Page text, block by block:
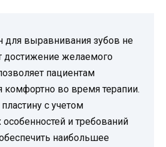
для выравнивания зубов не
достижение желаемого
пациентам
комфортно во время терапии.
с учетом
и требований
наибольшее